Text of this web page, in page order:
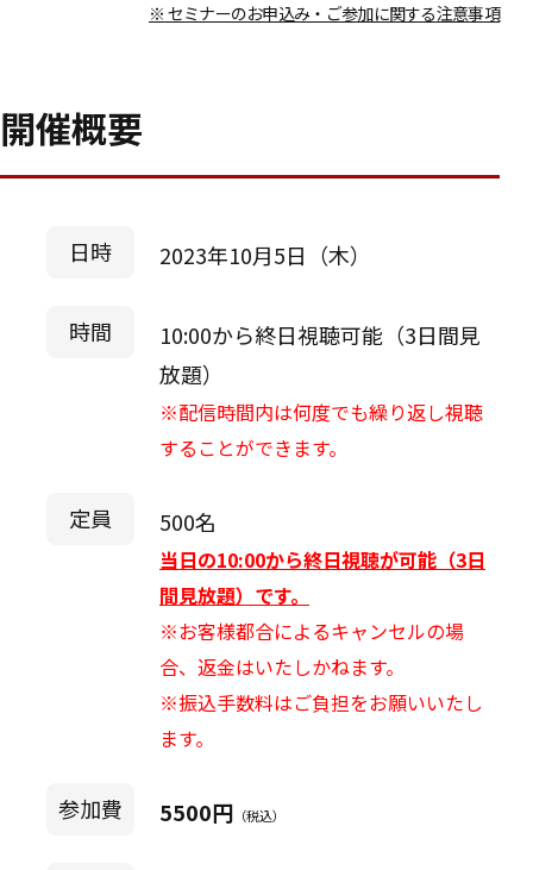
※ セミナーのお申込み・ご参加に関する注意事項
開催概要
日時 2023年10月5日（木）
時間
10:00から終日視聴可能（3日間見
放題）
※配信時間内は何度でも繰り返し視聴
することができます。
定員 500名
当日の10:00から終日視聴が可能（3日
間見放題）です。
※お客様都合によるキャンセルの場
合、返金はいたしかねます。
※振込手数料はご負担をお願いいたし
ます。
参加費 5500円 （税込）